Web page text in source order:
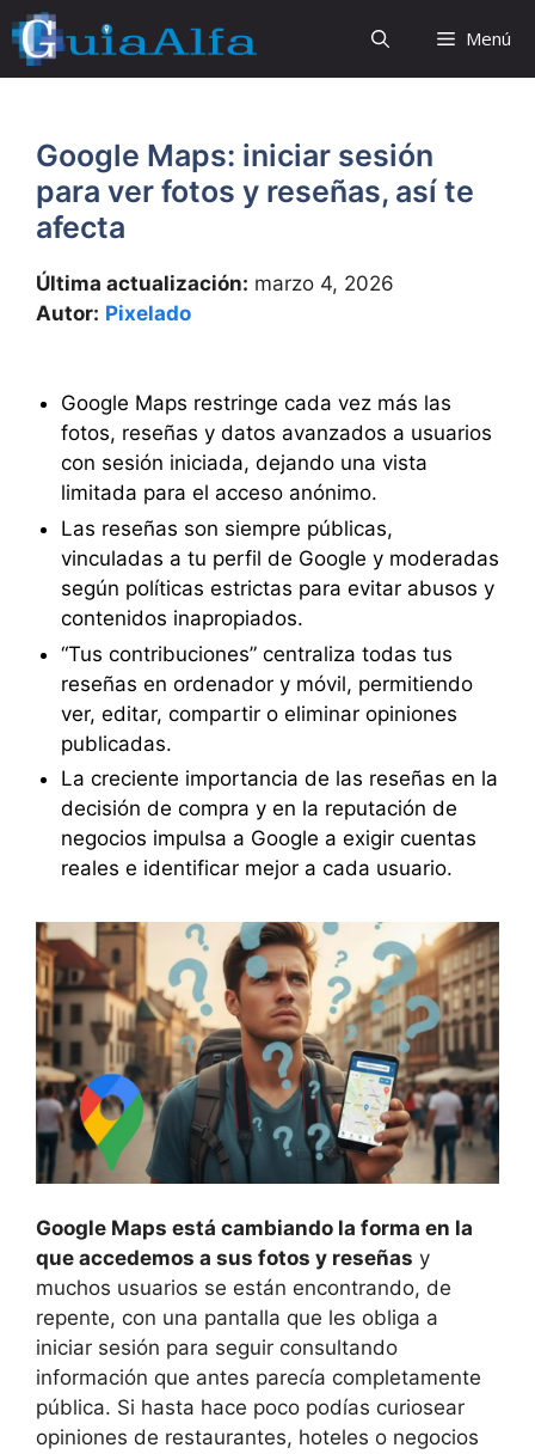
Saltar
al
contenido
Menú
Google Maps: iniciar sesión
para ver fotos y reseñas, así te
afecta
Última actualización: marzo 4, 2026
Autor: Pixelado
Google Maps restringe cada vez más las
fotos, reseñas y datos avanzados a usuarios
con sesión iniciada, dejando una vista
limitada para el acceso anónimo.
Las reseñas son siempre públicas,
vinculadas a tu perfil de Google y moderadas
según políticas estrictas para evitar abusos y
contenidos inapropiados.
“Tus contribuciones” centraliza todas tus
reseñas en ordenador y móvil, permitiendo
ver, editar, compartir o eliminar opiniones
publicadas.
La creciente importancia de las reseñas en la
decisión de compra y en la reputación de
negocios impulsa a Google a exigir cuentas
reales e identificar mejor a cada usuario.
Google Maps está cambiando la forma en la
que accedemos a sus fotos y reseñas y
muchos usuarios se están encontrando, de
repente, con una pantalla que les obliga a
iniciar sesión para seguir consultando
información que antes parecía completamente
pública. Si hasta hace poco podías curiosear
opiniones de restaurantes, hoteles o negocios